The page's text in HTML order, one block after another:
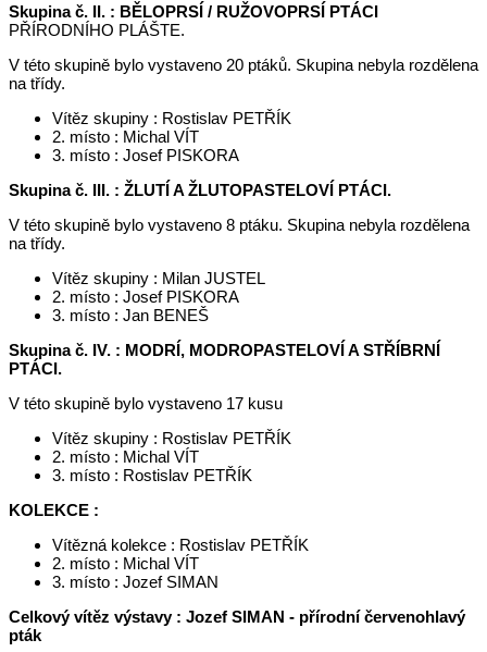
Skupina č. II. : BĚLOPRSÍ / RUŽOVOPRSÍ PTÁCI
PŘÍRODNÍHO PLÁŠTE.
V této skupině bylo vystaveno 20 ptáků. Skupina nebyla rozdělena
na třídy.
Vítěz skupiny : Rostislav PETŘÍK
2. místo : Michal VÍT
3. místo : Josef PISKORA
Skupina č. III. : ŽLUTÍ A ŽLUTOPASTELOVÍ PTÁCI.
V této skupině bylo vystaveno 8 ptáku. Skupina nebyla rozdělena
na třídy.
Vítěz skupiny : Milan JUSTEL
2. místo : Josef PISKORA
3. místo : Jan BENEŠ
Skupina č. IV. : MODRÍ, MODROPASTELOVÍ A STŘÍBRNÍ
PTÁCI.
V této skupině bylo vystaveno 17 kusu
Vítěz skupiny : Rostislav PETŘÍK
2. místo : Michal VÍT
3. místo : Rostislav PETŘÍK
KOLEKCE :
Vítězná kolekce : Rostislav PETŘÍK
2. místo : Michal VÍT
3. místo : Jozef SIMAN
Celkový vítěz výstavy : Jozef SIMAN - přírodní červenohlavý
pták